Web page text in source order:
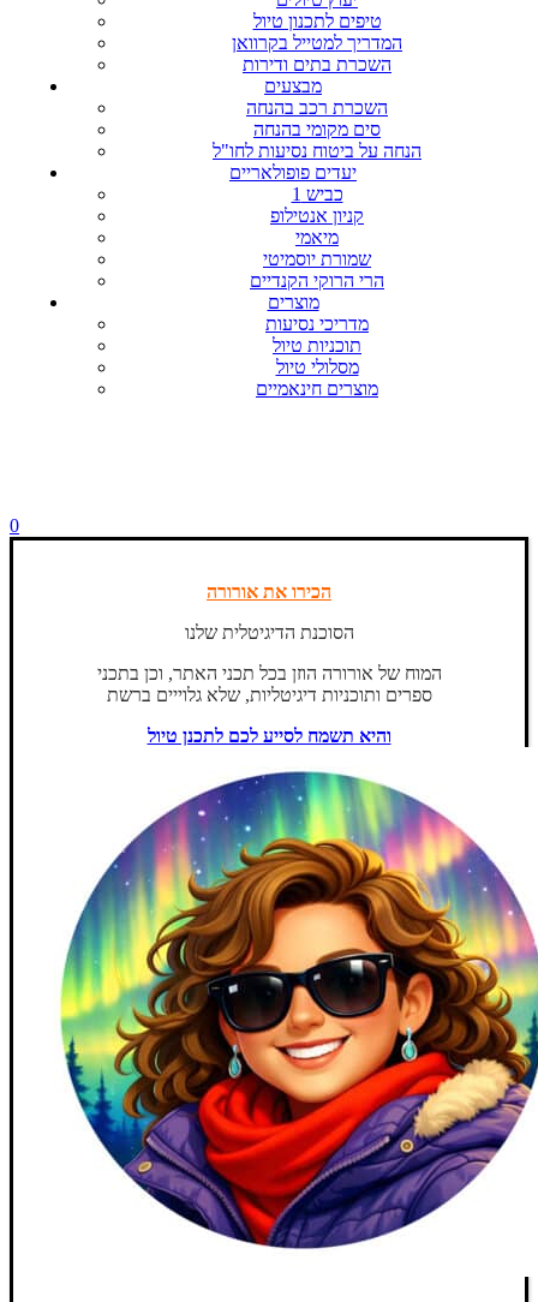
טיפים לתכנון טיול
המדריך למטייל בקרוואן
השכרת בתים ודירות
מבצעים
השכרת רכב בהנחה
סים מקומי בהנחה
הנחה על ביטוח נסיעות לחו"ל
יעדים פופולאריים
כביש 1
קניון אנטילופ
מיאמי
שמורת יוסמיטי
הרי הרוקי הקנדיים
מוצרים
מדריכי נסיעות
תוכניות טיול
מסלולי טיול
מוצרים חינאמיים
0
הכירו את אורורה
הסוכנת הדיגיטלית שלנו
המוח של אורורה הוזן בכל תכני האתר, וכן בתכני
ספרים ותוכניות דיגיטליות, שלא גלוייים ברשת
והיא תשמח לסייע לכם לתכנן טיול